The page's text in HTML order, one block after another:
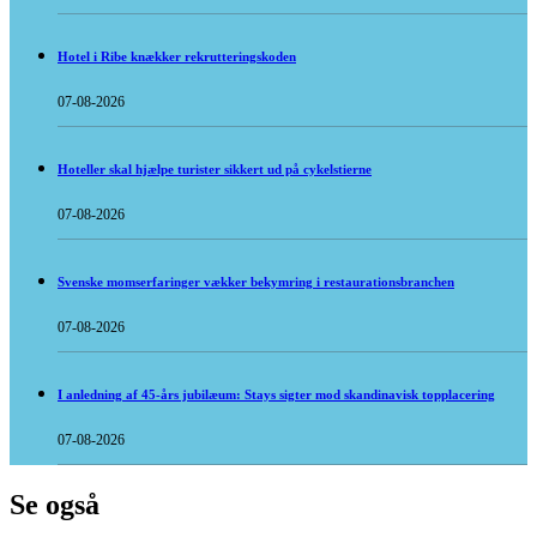
Hotel i Ribe knækker rekrutteringskoden
07-08-2026
Hoteller skal hjælpe turister sikkert ud på cykelstierne
07-08-2026
Svenske momserfaringer vækker bekymring i restaurationsbranchen
07-08-2026
I anledning af 45-års jubilæum: Stays sigter mod skandinavisk topplacering
07-08-2026
Se også